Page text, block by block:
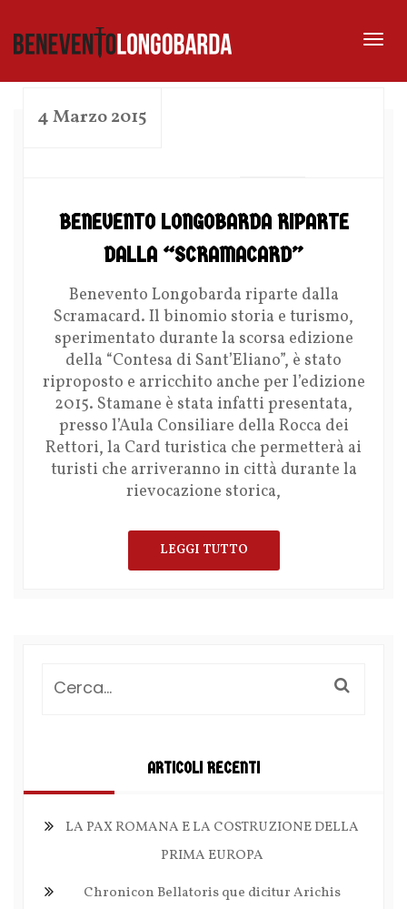
4 Marzo 2015
BENEVENTO LONGOBARDA RIPARTE
DALLA “SCRAMACARD”
Benevento Longobarda riparte dalla
Scramacard. Il binomio storia e turismo,
sperimentato durante la scorsa edizione
della “Contesa di Sant’Eliano”, è stato
riproposto e arricchito anche per l’edizione
2015. Stamane è stata infatti presentata,
presso l’Aula Consiliare della Rocca dei
Rettori, la Card turistica che permetterà ai
turisti che arriveranno in città durante la
rievocazione storica,
LEGGI TUTTO
ARTICOLI RECENTI
LA PAX ROMANA E LA COSTRUZIONE DELLA
PRIMA EUROPA
Chronicon Bellatoris que dicitur Arichis